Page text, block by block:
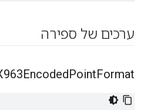
ערכים של ספירה
PointFormat